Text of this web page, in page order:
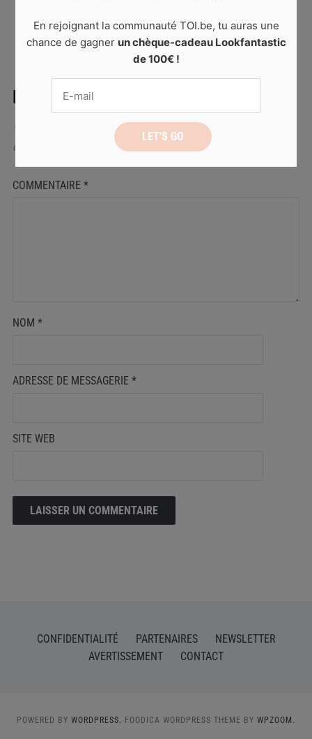
← PREVIOUS NEXT →
LAISSER UN COMMENTAIRE
Votre adresse de messagerie ne sera pas publiée.
champs obligatoires sont indiqués avec
COMMENTAIRE *
NOM *
ADRESSE DE MESSAGERIE *
SITE WEB
CONFIDENTIALITÉ PARTENAIRES
NEWSLETTER
AVERTISSEMENT
CONTACT
POWERED BY WORDPRESS. FOODICA WORDPRESS THEME BY WPZOOM.
En rejoignant la communauté TOI.be, tu auras une
chance de gagner un chèque-cadeau Lookfantastic
de 100€ !